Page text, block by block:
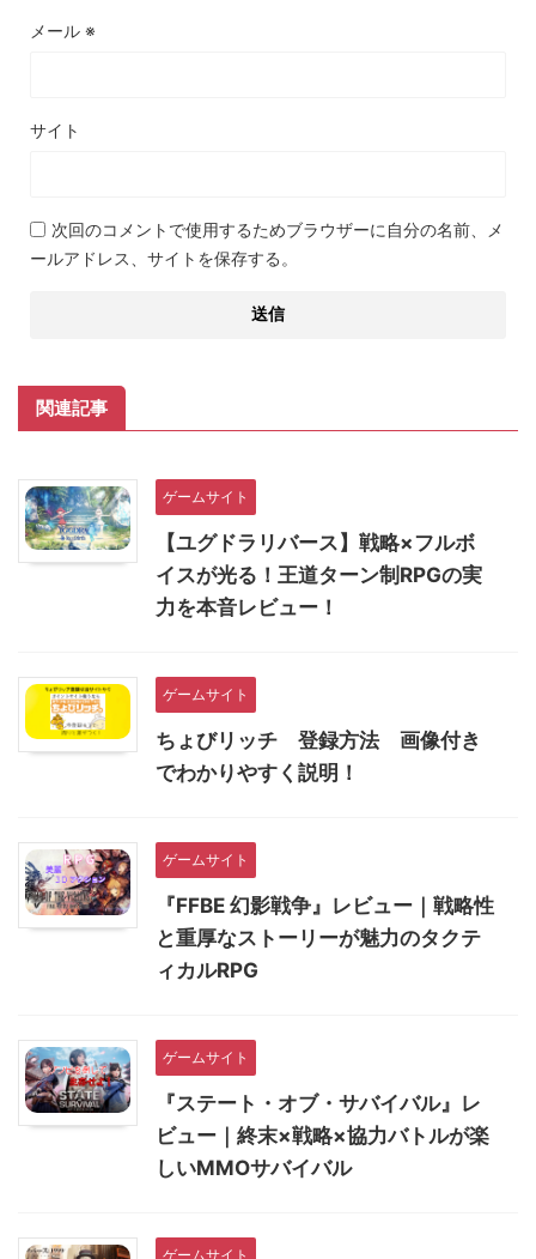
メール ※
サイト
次回のコメントで使用するためブラウザーに自分の名前、メ
ールアドレス、サイトを保存する。
関連記事
ゲームサイト
【ユグドラリバース】戦略×フルボ
イスが光る！王道ターン制RPGの実
力を本音レビュー！
ゲームサイト
ちょびリッチ 登録方法 画像付き
でわかりやすく説明！
ゲームサイト
『FFBE 幻影戦争』レビュー｜戦略性
と重厚なストーリーが魅力のタクテ
ィカルRPG
ゲームサイト
『ステート・オブ・サバイバル』レ
ビュー｜終末×戦略×協力バトルが楽
しいMMOサバイバル
ゲームサイト